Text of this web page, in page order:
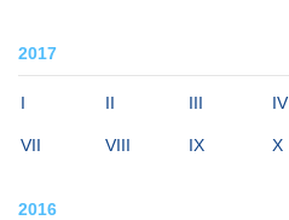
2017
I II III IV
VII VIII IX X
2016